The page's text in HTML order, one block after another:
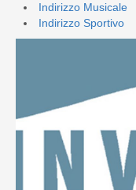
Indirizzo Musicale
Indirizzo Sportivo